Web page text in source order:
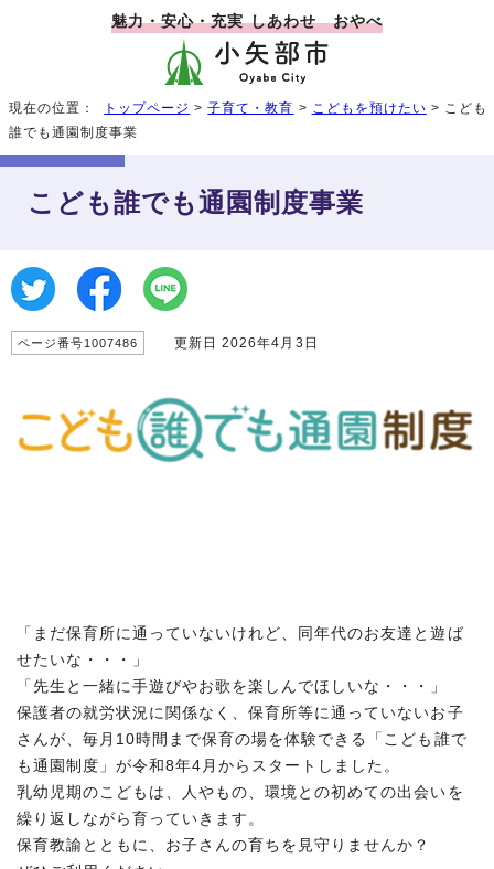
魅力・安心・充実 しあわせ おやべ
現在の位置： トップページ >子育て・教育 > こどもを預けたい > こども
誰でも通園制度事業
こども誰でも通園制度事業
ページ番号1007486 更新日 2026年4月3日
「まだ保育所に通っていないけれど、同年代のお友達と遊ば
せたいな・・・」
「先生と一緒に手遊びやお歌を楽しんでほしいな・・・」
保護者の就労状況に関係なく、保育所等に通っていないお子
さんが、毎月10時間まで保育の場を体験できる「こども誰で
も通園制度」が令和8年4月からスタートしました。
乳幼児期のこどもは、人やもの、環境との初めての出会いを
繰り返しながら育っていきます。
保育教諭とともに、お子さんの育ちを見守りませんか？